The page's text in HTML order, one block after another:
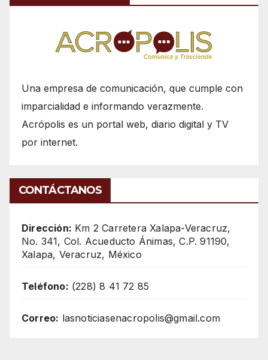
Una empresa de comunicación, que cumple con
imparcialidad e informando verazmente.
Acrópolis es un portal web, diario digital y TV
por internet.
CONTÁCTANOS
Dirección: Km 2 Carretera Xalapa-Veracruz,
No. 341, Col. Acueducto Ánimas, C.P. 91190,
Xalapa, Veracruz, México
Teléfono: (228) 8 41 72 85
Correo: lasnoticiasenacropolis@gmail.com